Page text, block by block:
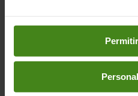
preferencias accediendo a
en los botones facilitados a